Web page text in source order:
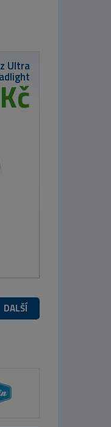
DALŠÍ